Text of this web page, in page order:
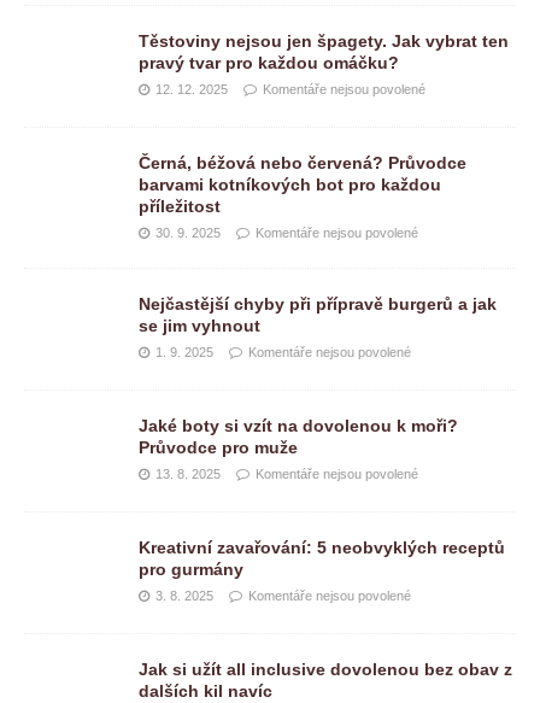
Těstoviny nejsou jen špagety. Jak vybrat ten
pravý tvar pro každou omáčku?
12. 12. 2025 Komentáře nejsou povolené
Černá, béžová nebo červená? Průvodce
barvami kotníkových bot pro každou
příležitost
30. 9. 2025 Komentáře nejsou povolené
Nejčastější chyby při přípravě burgerů a jak
se jim vyhnout
1. 9. 2025 Komentáře nejsou povolené
Jaké boty si vzít na dovolenou k moři?
Průvodce pro muže
13. 8. 2025 Komentáře nejsou povolené
Kreativní zavařování: 5 neobvyklých receptů
pro gurmány
3. 8. 2025 Komentáře nejsou povolené
Jak si užít all inclusive dovolenou bez obav z
dalších kil navíc